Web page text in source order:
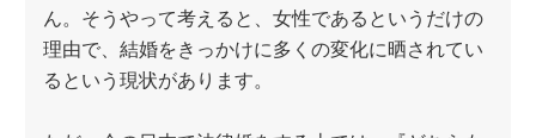
ん。そうやって考えると、女性であるというだけの
理由で、結婚をきっかけに多くの変化に晒されてい
るという現状があります。